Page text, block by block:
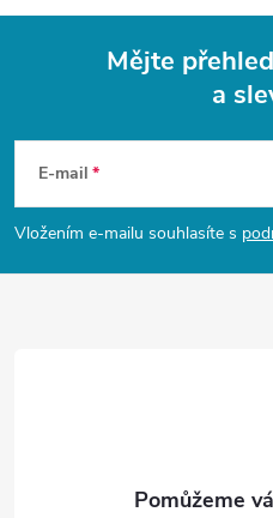
p
a
Mějte
a
E-mail
Vložením e-mailu souhlasíte s